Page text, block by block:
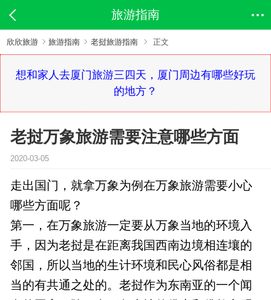
旅游指南
欣欣旅游 旅游指南 老挝旅游指南 正文
想和家人去厦门旅游三四天，厦门周边有哪些好玩
的地方？
老挝万象旅游需要注意哪些方面
2020-03-05
走出国门，就拿万象为例在万象旅游需要小心
哪些方面呢？
第一，在万象旅游一定要从万象当地的环境入
手，因为老挝是在距离我国西南边境相连壤的
邻国，所以当地的生计环境和民心风俗都是相
当的有共通之处的。老挝作为东南亚的一个闻